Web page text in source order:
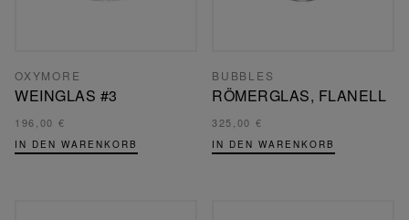
OXYMORE
WEINGLAS #3
196,00 €
IN DEN WARENKORB
BUBBLES
RÖMERGLAS, FLANELL
325,00 €
IN DEN WARENKORB